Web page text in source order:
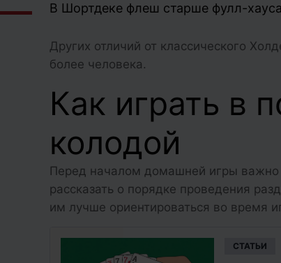
В Шортдеке флеш старше фулл-
Других отличий от классического
более человека.
Как играть в
колодой
Перед началом домашней игры важно
рассказать о порядке проведения
им лучше ориентироваться во время
CТАТЬИ